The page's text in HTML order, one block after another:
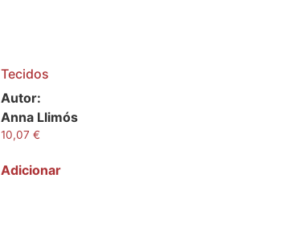
Tecidos
Autor:
Anna Llimós
10,07 €
Adicionar